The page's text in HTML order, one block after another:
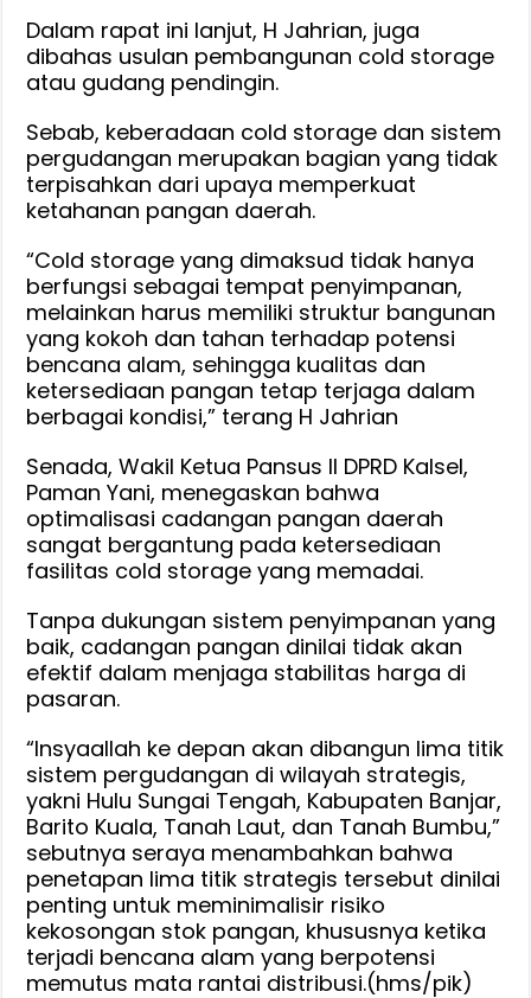
Dalam rapat ini lanjut, H Jahrian, juga
dibahas usulan pembangunan cold storage
atau gudang pendingin.
Sebab, keberadaan cold storage dan sistem
pergudangan merupakan bagian yang tidak
terpisahkan dari upaya memperkuat
ketahanan pangan daerah.
“Cold storage yang dimaksud tidak hanya
berfungsi sebagai tempat penyimpanan,
melainkan harus memiliki struktur bangunan
yang kokoh dan tahan terhadap potensi
bencana alam, sehingga kualitas dan
ketersediaan pangan tetap terjaga dalam
berbagai kondisi,” terang H Jahrian
Senada, Wakil Ketua Pansus II DPRD Kalsel,
Paman Yani, menegaskan bahwa
optimalisasi cadangan pangan daerah
sangat bergantung pada ketersediaan
fasilitas cold storage yang memadai.
Tanpa dukungan sistem penyimpanan yang
baik, cadangan pangan dinilai tidak akan
efektif dalam menjaga stabilitas harga di
pasaran.
“Insyaallah ke depan akan dibangun lima titik
sistem pergudangan di wilayah strategis,
yakni Hulu Sungai Tengah, Kabupaten Banjar,
Barito Kuala, Tanah Laut, dan Tanah Bumbu,”
sebutnya seraya menambahkan bahwa
penetapan lima titik strategis tersebut dinilai
penting untuk meminimalisir risiko
kekosongan stok pangan, khususnya ketika
terjadi bencana alam yang berpotensi
memutus mata rantai distribusi.(hms/pik)